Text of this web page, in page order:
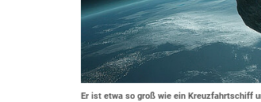
Er ist etwa so groß wie ein Kreuzfahrtschiff